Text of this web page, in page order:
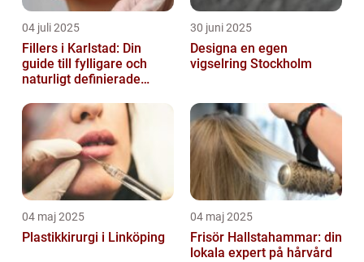
04 juli 2025
Fillers i Karlstad: Din
guide till fylligare och
naturligt definierade
30 juni 2025
Designa en egen
vigselring Stockholm
04 maj 2025
Plastikkirurgi i Linköping
04 maj 2025
Frisör Hallstahammar: din
lokala expert på hårvård